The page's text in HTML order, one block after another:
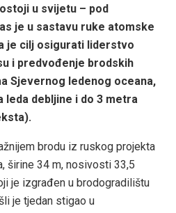
u svijetu – pod
je u sastavu ruke atomske
je cilj osigurati liderstvo
i predvođenje brodskih
Sjevernog ledenog oceana,
leda debljine i do 3 metra
brodu iz ruskog projekta
širine 34 m, nosivosti 33,5
je izgrađen u brodogradilištu
je tjedan stigao u